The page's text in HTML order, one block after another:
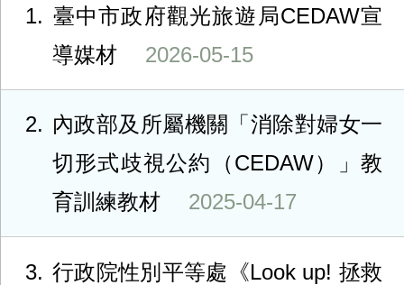
1
臺中市政府觀光旅遊局CEDAW宣
導媒材
2026-05-15
2
內政部及所屬機關「消除對婦女一
切形式歧視公約（CEDAW）」教
育訓練教材
2025-04-17
3
行政院性別平等處《Look up! 拯救